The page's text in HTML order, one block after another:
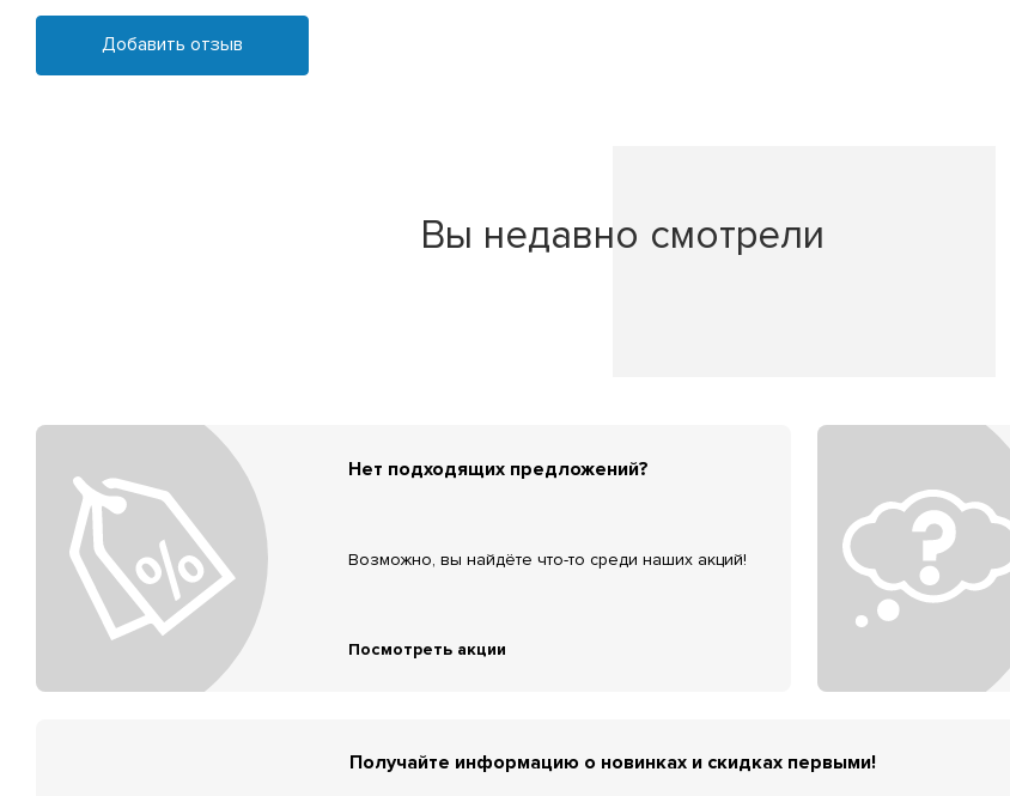
Добавить отзыв
Вы недавно смотрели
Нет подходящих предложений?
Возможно, вы найдёте что-то среди наших акций!
Посмотреть акции
Получайте информацию о новинках и скидках первыми!